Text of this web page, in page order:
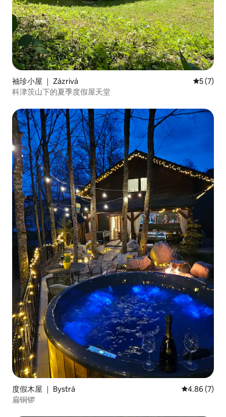
袖珍小屋 ｜ Zázrivá 平均评分
5 (7)
科津茨山下的夏季度假屋天堂
度假木屋 ｜ Bystrá 平均评分
4.86 (7)
扁铜锣